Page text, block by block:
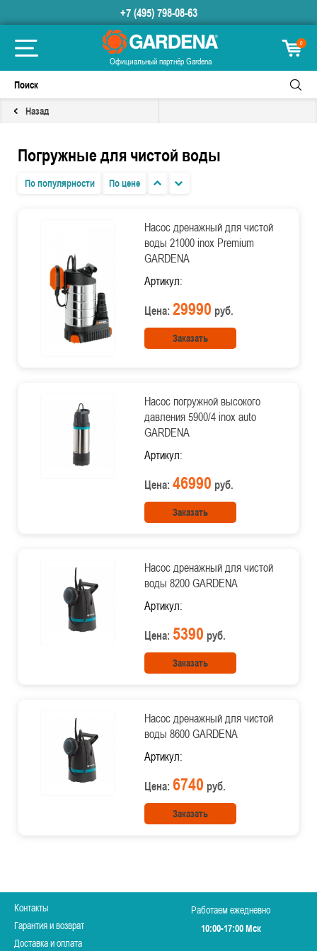
+7 (495) 798-08-63
Официальный партнёр Gardena
0
Назад
Погружные для чистой воды
По популярности По цене
Насос дренажный для чистой
воды 21000 inox Premium
GARDENA
Артикул:
Цена: 29990 руб.
Заказать
Насос погружной высокого
давления 5900/4 inox auto
GARDENA
Артикул:
Цена: 46990 руб.
Заказать
Насос дренажный для чистой
воды 8200 GARDENA
Артикул:
Цена: 5390 руб.
Заказать
Насос дренажный для чистой
воды 8600 GARDENA
Артикул:
Цена: 6740 руб.
Заказать
Контакты
Гарантия и возврат
Доставка и оплата
Работаем ежедневно
10:00-17:00 Мск